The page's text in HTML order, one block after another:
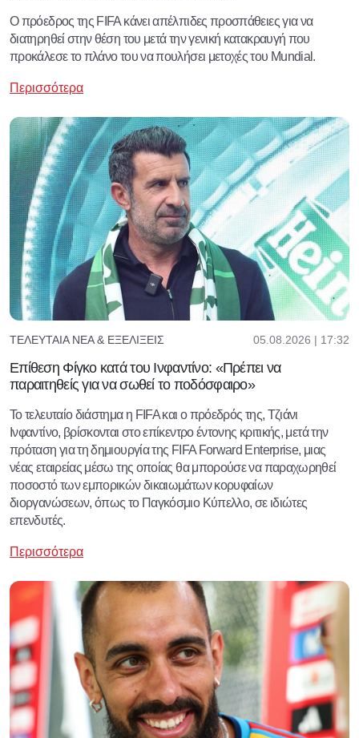
Ο πρόεδρος της FIFA κάνει απέλπιδες προσπάθειες για να
διατηρηθεί στην θέση του μετά την γενική κατακραυγή που
προκάλεσε το πλάνο του να πουλήσει μετοχές του Mundial.
Περισσότερα
ΤΕΛΕΥΤΑΊΑ ΝΈΑ & ΕΞΕΛΊΞΕΙΣ 05.08.2026 | 17:32
Eπίθεση Φίγκο κατά του Ινφαντίνο: «Πρέπει να
παραιτηθείς για να σωθεί το ποδόσφαιρο»
Το τελευταίο διάστημα η FIFA και ο πρόεδρός της, Τζιάνι
Ινφαντίνο, βρίσκονται στο επίκεντρο έντονης κριτικής, μετά την
πρόταση για τη δημιουργία της FIFA Forward Enterprise, μιας
νέας εταιρείας μέσω της οποίας θα μπορούσε να παραχωρηθεί
ποσοστό των εμπορικών δικαιωμάτων κορυφαίων
διοργανώσεων, όπως το Παγκόσμιο Κύπελλο, σε ιδιώτες
επενδυτές.
Περισσότερα